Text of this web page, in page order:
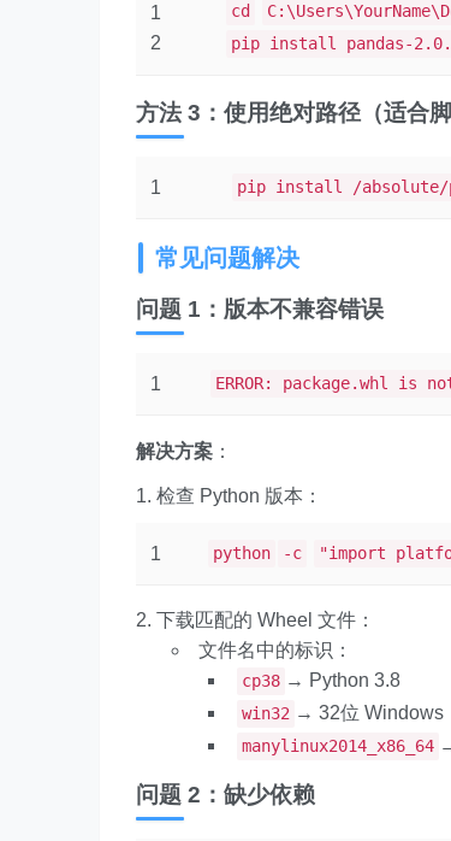
1
2
cd
pip install pandas-
方法 3：使用绝对路径（适合脚
1 pip install /absolute/
常见问题解决
问题 1：版本不兼容错误
1 ERROR: package.whl is
解决方案 ：
检查 Python 版本：
1 python -c "import
下载匹配的 Wheel 文件：
文件名中的标识：
cp38 → Python 3.8
win32 → 32位 Windows
manylinux2014_x86_64
问题 2：缺少依赖